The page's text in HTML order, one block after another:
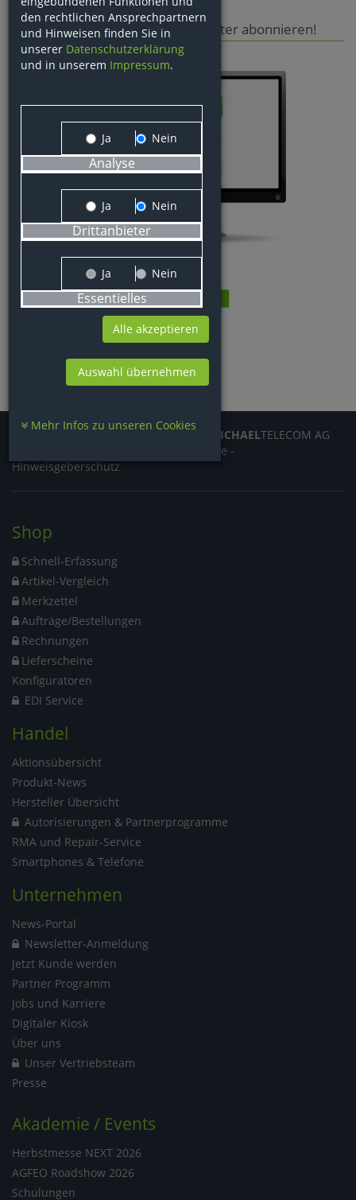
Jetzt den MICHAEL AG Newsletter abonnieren!
den rechtlichen Ansprechpartnern
und Hinweisen finden Sie in
unserer Datenschutzerklärung
und in unserem Impressum.
Ja Nein
Analyse
Ja Nein
Drittanbieter
Ja Nein
Essentielles
Alle akzeptieren
Auswahl übernehmen
Mehr Infos zu unseren Cookies
© 2026MICHAEL AG eine Marke der MICHAELTELECOM AG
Cookie -
Hinweisgeberschutz
Shop
Schnell-Erfassung
Artikel-Vergleich
Merkzettel
Aufträge/Bestellungen
Rechnungen
Lieferscheine
Konfiguratoren
EDI Service
Handel
Aktionsübersicht
Produkt-News
Hersteller Übersicht
Autorisierungen & Partnerprogramme
RMA und Repair-Service
Smartphones & Telefone
Unternehmen
News-Portal
Newsletter-Anmeldung
Jetzt Kunde werden
Partner Programm
Jobs und Karriere
Digitaler Kiosk
Über uns
Unser Vertriebsteam
Presse
Akademie / Events
Herbstmesse NEXT 2026
AGFEO Roadshow 2026
Schulungen